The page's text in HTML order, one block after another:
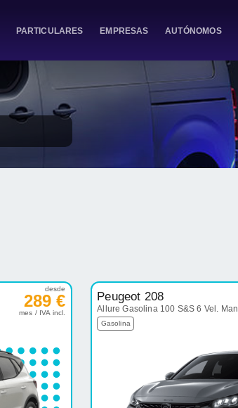
PARTICULARES EMPRESAS AUTÓNOMOS
desde
289 €
mes / IVA incl.
Peugeot 208
Allure Gasolina 100 S&S 6 Vel. Man
Gasolina